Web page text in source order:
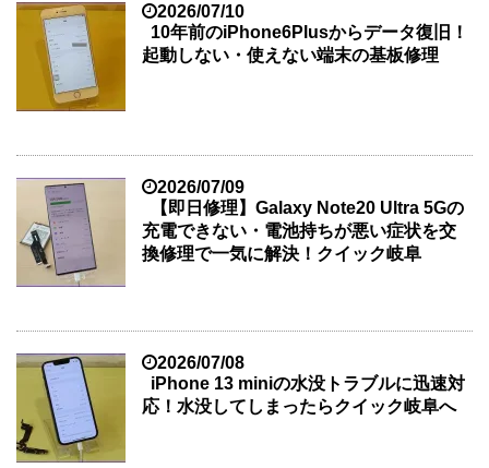
2026/07/10
10年前のiPhone6Plusからデータ復旧！
起動しない・使えない端末の基板修理
2026/07/09
【即日修理】Galaxy Note20 Ultra 5Gの
充電できない・電池持ちが悪い症状を交
換修理で一気に解決！クイック岐阜
2026/07/08
iPhone 13 miniの水没トラブルに迅速対
応！水没してしまったらクイック岐阜へ